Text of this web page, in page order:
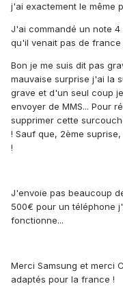
j'ai exactement le même
J'ai commandé un note
qu'il venait pas de france
Bon je me suis dit pas
mauvaise surprise j'ai la
grave et d'un seul coup
envoyer de MMS... Pour
supprimer cette
! Sauf que, 2ème
!
J'envoie pas beaucoup
500€ pour un téléphone
fonctionne...
Merci Samsung et merci
adaptés pour la france !